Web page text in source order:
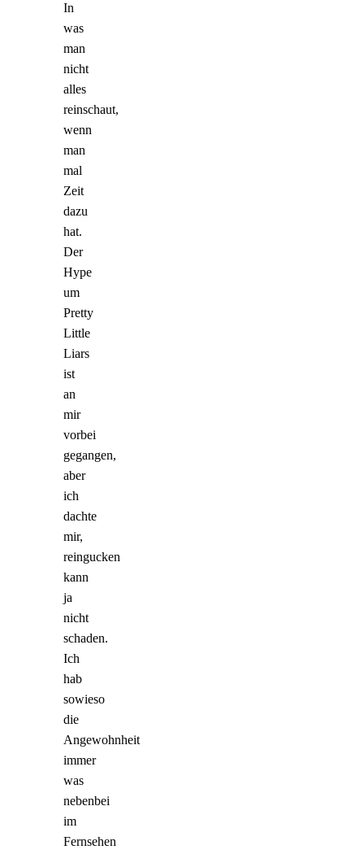
In
was
man
nicht
alles
reinschaut,
wenn
man
mal
Zeit
dazu
hat.
Der
Hype
um
Pretty
Little
Liars
ist
an
mir
vorbei
gegangen,
aber
ich
dachte
mir,
reingucken
kann
ja
nicht
schaden.
Ich
hab
sowieso
die
Angewohnheit
immer
was
nebenbei
im
Fernsehen